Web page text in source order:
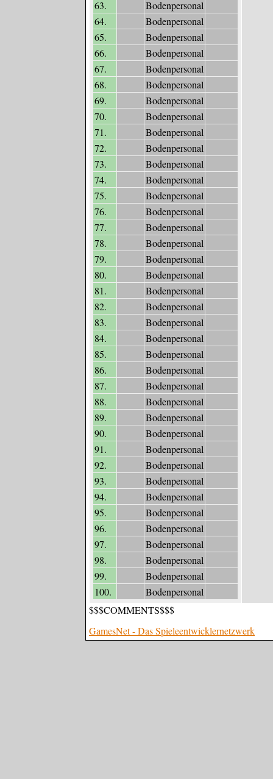
63.
Bodenpersonal
64.
Bodenpersonal
65.
Bodenpersonal
66.
Bodenpersonal
67.
Bodenpersonal
68.
Bodenpersonal
69.
Bodenpersonal
70.
Bodenpersonal
71.
Bodenpersonal
72.
Bodenpersonal
73.
Bodenpersonal
74.
Bodenpersonal
75.
Bodenpersonal
76.
Bodenpersonal
77.
Bodenpersonal
78.
Bodenpersonal
79.
Bodenpersonal
80.
Bodenpersonal
81.
Bodenpersonal
82.
Bodenpersonal
83.
Bodenpersonal
84.
Bodenpersonal
85.
Bodenpersonal
86.
Bodenpersonal
87.
Bodenpersonal
88.
Bodenpersonal
89.
Bodenpersonal
90.
Bodenpersonal
91.
Bodenpersonal
92.
Bodenpersonal
93.
Bodenpersonal
94.
Bodenpersonal
95.
Bodenpersonal
96.
Bodenpersonal
97.
Bodenpersonal
98.
Bodenpersonal
99.
Bodenpersonal
100.
Bodenpersonal
$$$COMMENTS$$$
GamesNet - Das Spieleentwicklernetzwerk